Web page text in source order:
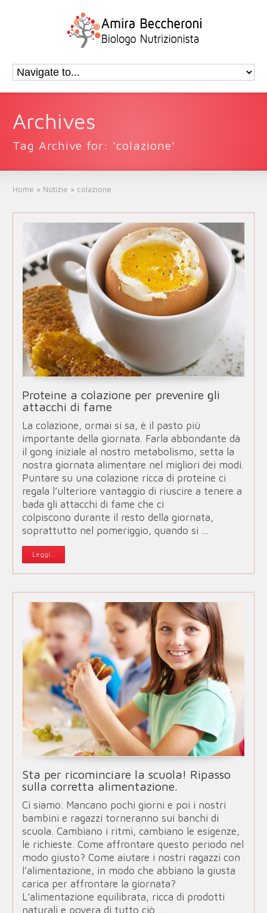
Archives
Tag Archive for: ‘colazione’
Home » Notizie » colazione
Proteine a colazione per prevenire gli
attacchi di fame
La colazione, ormai si sa, è il pasto più
importante della giornata. Farla abbondante dà
il gong iniziale al nostro metabolismo, setta la
nostra giornata alimentare nel migliori dei modi.
Puntare su una colazione ricca di proteine ci
regala l’ulteriore vantaggio di riuscire a tenere a
bada gli attacchi di fame che ci
colpiscono durante il resto della giornata,
soprattutto nel pomeriggio, quando si …
Leggi...
Sta per ricominciare la scuola! Ripasso
sulla corretta alimentazione.
Ci siamo. Mancano pochi giorni e poi i nostri
bambini e ragazzi torneranno sui banchi di
scuola. Cambiano i ritmi, cambiano le esigenze,
le richieste. Come affrontare questo periodo nel
modo giusto? Come aiutare i nostri ragazzi con
l’alimentazione, in modo che abbiano la giusta
carica per affrontare la giornata?
L’alimentazione equilibrata, ricca di prodotti
naturali e povera di tutto ciò …